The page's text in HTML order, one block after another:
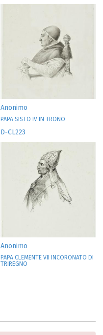
Anonimo
PAPA SISTO IV IN TRONO
D-CL223
Anonimo
PAPA CLEMENTE VII INCORONATO DI
TRIREGNO